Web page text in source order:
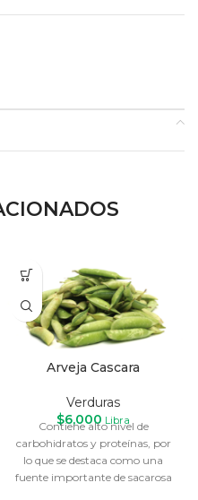
Arveja Cascara
Verduras
$6,000 Libra
Contiene alto nivel de
carbohidratos y proteínas, por
lo que se destaca como una
fuente importante de sacarosa